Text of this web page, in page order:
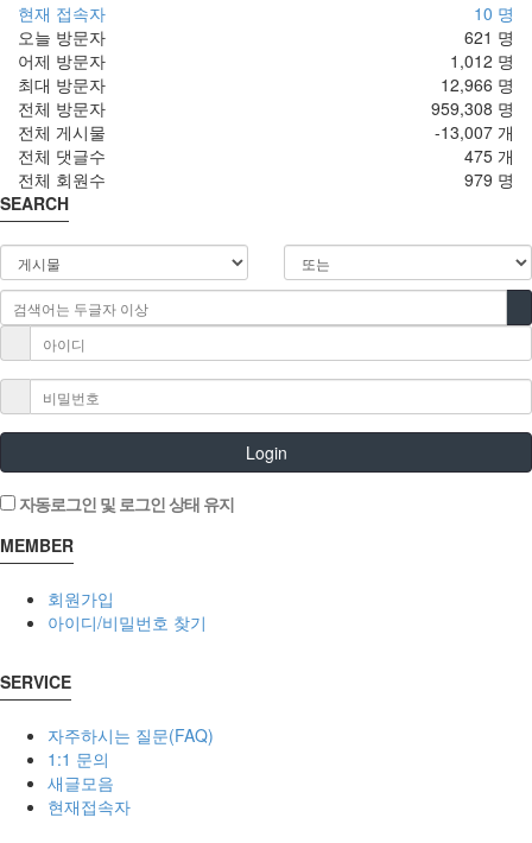
10 명
현재 접속자
621 명
오늘 방문자
1,012 명
어제 방문자
12,966 명
최대 방문자
959,308 명
전체 방문자
-13,007 개
전체 게시물
475 개
전체 댓글수
979 명
전체 회원수
SEARCH
Login
자동로그인 및 로그인 상태 유지
MEMBER
회원가입
아이디/비밀번호 찾기
SERVICE
자주하시는 질문(FAQ)
1:1 문의
새글모음
현재접속자